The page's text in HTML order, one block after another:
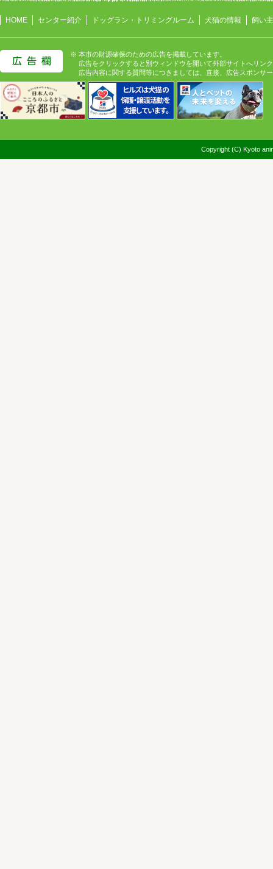
HOME センター紹介 ドッグラン・トリミングルーム 犬猫の情報 飼い
※ 本市の財源確保のための広告を掲載しています。
広告をクリックすると別ウィンドウを開いて外部サイトへリン
広告内容に関する質問等につきましては、直接、広告スポンサ
Copyright (C) Kyoto